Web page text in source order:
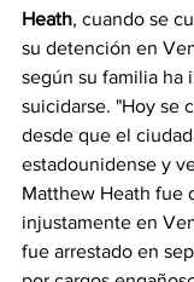
Heath, cuando se
su detención en
según su familia ha
suicidarse. "Hoy se
desde que el
estadounidense y
Matthew Heath fue
injustamente en
fue arrestado en